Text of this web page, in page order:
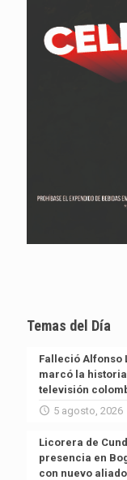
Temas del Día
Falleció Alfonso
marcó la
televisión
5 agosto, 2026
Licorera de
presencia en
con nuevo